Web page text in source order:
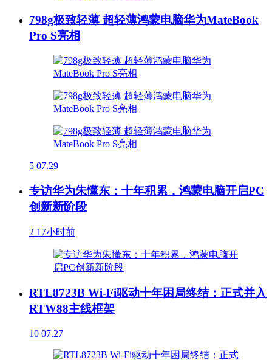
798g极致轻薄 超轻薄鸿蒙电脑华为MateBook
Pro S亮相
5 07.29
专访华为朱懂东：十年积累，鸿蒙电脑开启PC
创新新阶段
2 17小时前
RTL8723B Wi-Fi驱动十年困局终结：正式并入
RTW88主线框架
10 07.27